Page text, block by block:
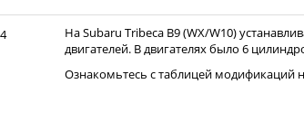
На Subaru Tribeca B9 (WX/W10)
двигателей. В двигателях было 6
Ознакомьтесь с таблицей модификаций